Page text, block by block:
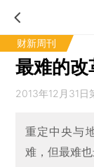
财新周刊
最难的改
2013年12月31日
重定中央与
难，但最难